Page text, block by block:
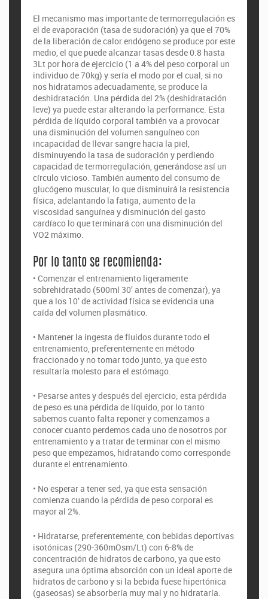
El mecanismo mas importante de termorregulación es
el de evaporación (tasa de sudoración) ya que el 70%
de la liberación de calor endógeno se produce por este
medio, el que puede alcanzar tasas desde 0.8 hasta
3Lt por hora de ejercicio (1 a 4% del peso corporal un
individuo de 70kg) y sería el modo por el cual, si no
nos hidratamos adecuadamente, se produce la
deshidratación. Una pérdida del 2% (deshidratación
leve) ya puede estar alterando la performance. Esta
pérdida de líquido corporal también va a provocar
una disminución del volumen sanguíneo con
incapacidad de llevar sangre hacia la piel,
disminuyendo la tasa de sudoración y perdiendo
capacidad de termorregulación, generándose así un
círculo vicioso. También aumento del consumo de
glucógeno muscular, lo que disminuirá la resistencia
física, adelantando la fatiga, aumento de la
viscosidad sanguínea y disminución del gasto
cardíaco lo que terminará con una disminución del
VO2 máximo.
Por lo tanto se recomienda:
• Comenzar el entrenamiento ligeramente
sobrehidratado (500ml 30’ antes de comenzar), ya
que a los 10’ de actividad física se evidencia una
caída del volumen plasmático.
• Mantener la ingesta de fluidos durante todo el
entrenamiento, preferentemente en método
fraccionado y no tomar todo junto, ya que esto
resultaría molesto para el estómago.
• Pesarse antes y después del ejercicio; esta pérdida
de peso es una pérdida de líquido, por lo tanto
sabemos cuanto falta reponer y comenzamos a
conocer cuanto perdemos cada uno de nosotros por
entrenamiento y a tratar de terminar con el mismo
peso que empezamos, hidratando como corresponde
durante el entrenamiento.
• No esperar a tener sed, ya que esta sensación
comienza cuando la pérdida de peso corporal es
mayor al 2%.
• Hidratarse, preferentemente, con bebidas deportivas
isotónicas (290-360mOsm/Lt) con 6-8% de
concentración de hidratos de carbono, ya que esto
asegura una óptima absorción con un ideal aporte de
hidratos de carbono y si la bebida fuese hipertónica
(gaseosas) se absorbería muy mal y no hidrataría.